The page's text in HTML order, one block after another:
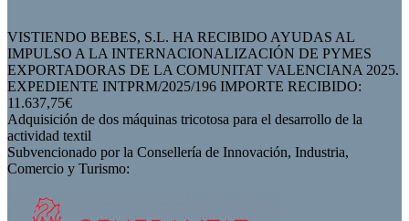
VISTIENDO BEBES, S.L. HA RECIBIDO AYUDAS AL
IMPULSO A LA INTERNACIONALIZACIÓN DE PYMES
EXPORTADORAS DE LA COMUNITAT VALENCIANA 2025.
EXPEDIENTE INTPRM/2025/196 IMPORTE RECIBIDO:
11.637,75€
Adquisición de dos máquinas tricotosa para el desarrollo de la
actividad textil
Subvencionado por la Consellería de Innovación, Industria,
Comercio y Turismo: